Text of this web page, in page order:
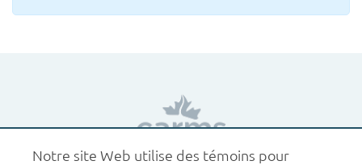
Notre site Web utilise des témoins pour